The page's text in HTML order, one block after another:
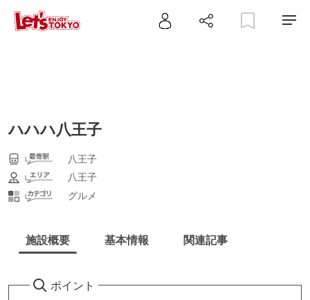
ハハハ八王子
八王子
八王子
グルメ
施設概要 基本情報 関連記事
ポイント